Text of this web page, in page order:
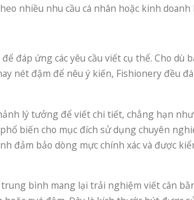
nhiều nhu cầu cá nhân hoặc kinh doanh
đáp ứng các yêu cầu viết cụ thể. Cho dù
nét đậm để nêu ý kiến, Fishionery đều
lý tưởng để viết chi tiết, chẳng hạn
biến cho mục đích sử dụng chuyên
đảm bảo dòng mực chính xác và được
trung bình mang lại trải nghiệm viết cân